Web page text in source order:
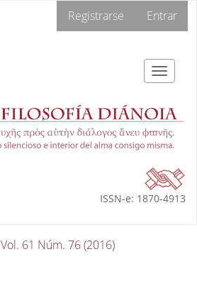
Registrarse Entrar
Toggle
ISSN-e: 1870-4913
Vol. 61 Núm. 76 (2016)